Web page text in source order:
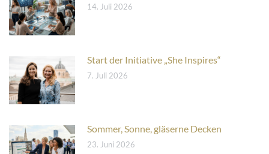
14. Juli 2026
Start der Initiative „She Inspires“
7. Juli 2026
Sommer, Sonne, gläserne Decken
23. Juni 2026